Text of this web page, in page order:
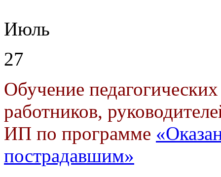
Июль
27
Обучение
работников,
ИП по программе
пострадавшим»